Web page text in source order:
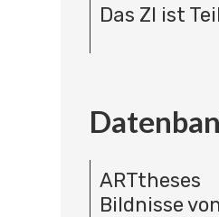
Das ZI ist
ARTtheses
Bildnisse